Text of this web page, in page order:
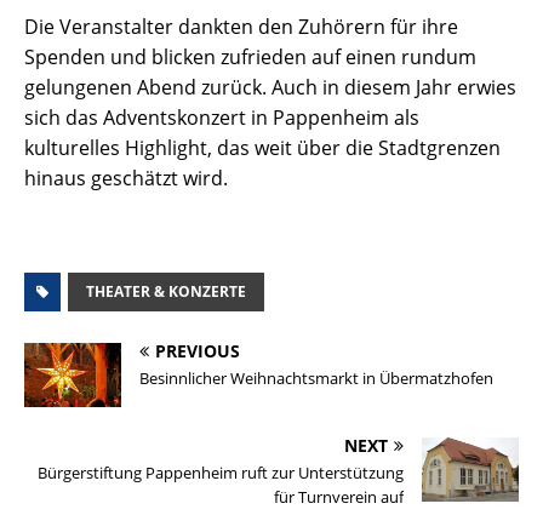
Die Veranstalter dankten den Zuhörern für ihre
Spenden und blicken zufrieden auf einen rundum
gelungenen Abend zurück. Auch in diesem Jahr erwies
sich das Adventskonzert in Pappenheim als
kulturelles Highlight, das weit über die Stadtgrenzen
hinaus geschätzt wird.
THEATER & KONZERTE
PREVIOUS
Besinnlicher Weihnachtsmarkt in Übermatzhofen
NEXT
Bürgerstiftung Pappenheim ruft zur Unterstützung
für Turnverein auf